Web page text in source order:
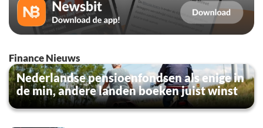
Finance Nieuws
Nederlandse pensioenfondsen als enige in
de min, andere landen boeken juist winst